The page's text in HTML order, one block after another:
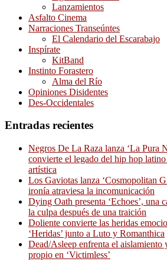
Lanzamientos
Asfalto Cinema
Narraciones Transeúntes
El Calendario del Escarabajo
Inspírate
KitBand
Instinto Forastero
Alma del Río
Opiniones Disidentes
Des-Occidentales
Entradas recientes
Negros De La Raza lanza ‘La Pura
convierte el legado del hip hop
artística
Los Gaviotas lanza ‘Cosmopolitan
ironía atraviesa la incomunicación
Dying Oath presenta ‘Echoes’, una
la culpa después de una traición
Doliente convierte las heridas
‘Heridas’ junto a Luto y Romanthica
Dead/Asleep enfrenta el aislamiento
propio en ‘Victimless’